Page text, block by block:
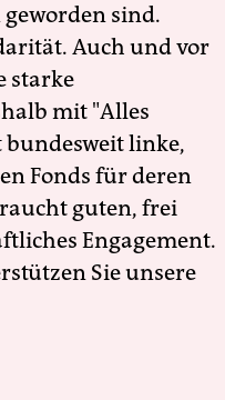
sind.
Auch und vor
starke
mit "Alles
linke,
Fonds für deren
guten, frei
Engagement.
Sie unsere